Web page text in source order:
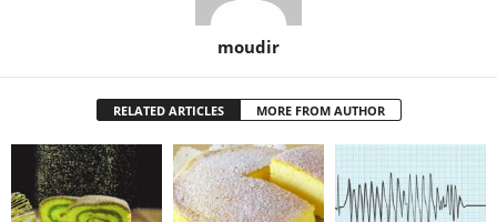
moudir
RELATED ARTICLES MORE FROM AUTHOR